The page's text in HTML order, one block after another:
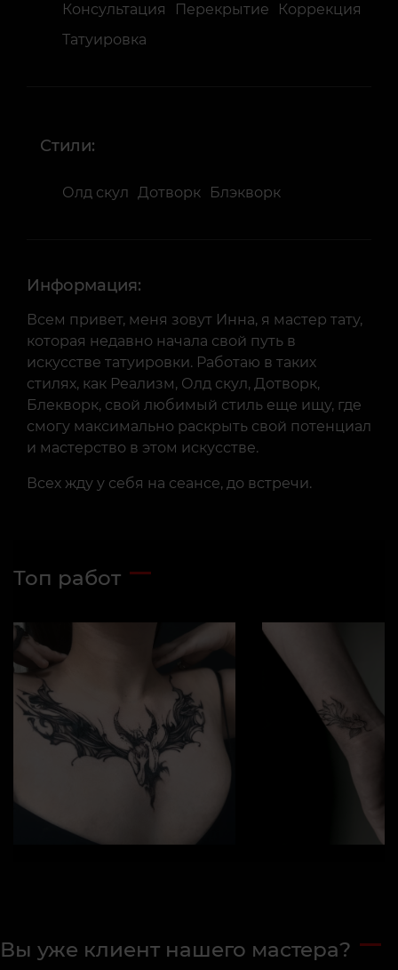
Консультация Перекрытие
Коррекция
Татуировка
Стили:
Олд скул Дотворк Блэкворк
Информация:
Всем привет, меня зовут Инна, я мастер тату,
которая недавно начала свой путь в
искусстве татуировки. Работаю в таких
стилях, как Реализм, Олд скул, Дотворк,
Блекворк, свой любимый стиль еще ищу, где
смогу максимально раскрыть свой потенциал
и мастерство в этом искусстве.
Всех жду у себя на сеансе, до встречи.
Топ работ
Вы уже клиент нашего мастера?